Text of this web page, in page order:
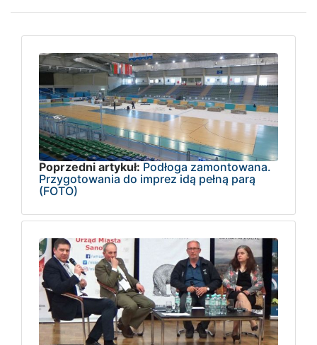
Poprzedni artykuł: Podłoga zamontowana.
Przygotowania do imprez idą pełną parą
(FOTO)